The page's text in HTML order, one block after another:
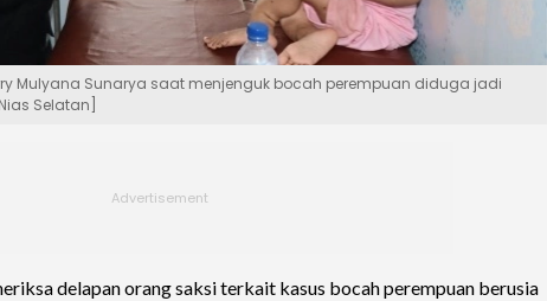
Mulyana Sunarya saat menjenguk bocah perempuan diduga jadi
Selatan]
delapan orang saksi terkait kasus bocah perempuan berusia